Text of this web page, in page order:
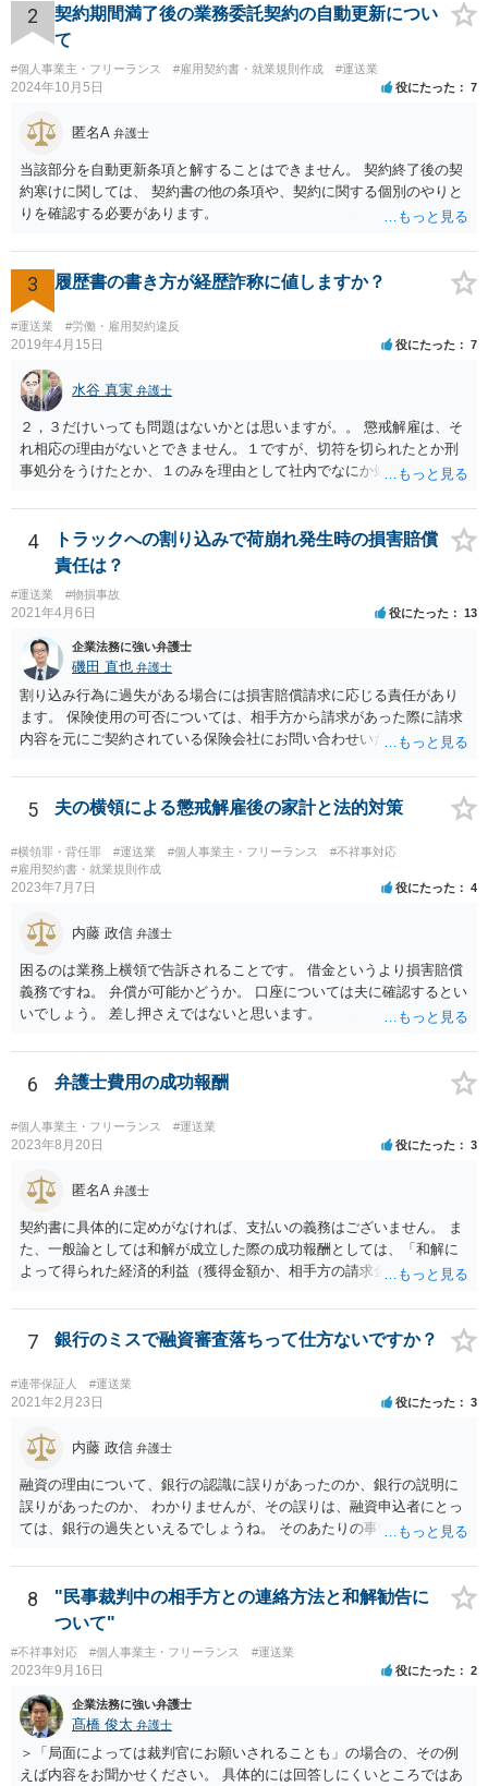
られる多数のご相談への回答を掲載しています。 また、企業法務や人事労
務・労務管理に有益な「最新法務ニュース」も配信しています。 ぜひこちら
のご登録もご検討ください。 ¨ 弁護士法人長瀬総合事務所は、企業が労働問
題を解決・予防し、より成長できる人事戦略を描くことをサポートします
（顧問契約のご案内） ¨ 企業法務や人事労務・労務管理に有益な「最新法務
多数のお悩みへの回答を知りたい方へ「リーガルメディア」 ３ Youtube「リ
ーガルメディアTV」のご案内 「リーガルメディアTV」は、当事務所が運営す
る、個人法務・中小企業における企業法務を中心に解説するチャンネルで
す。 私たちは、多数の個人法務を解決してきた知見と、多数の企業と顧問契
約を締結し様々な分野の案件を解決してきた経験を踏まえ、個人法務（交通
事故、離婚、相続、債務整理）、企業法務（労務管理・情報管理・債権管
www.youtube.com/channel/UCLIg_wseiyQTC7qY7QGVfWg
の滞納分を除き，借金を返済する必要がなくなる。 【②の回答】 ・個
人再生・破産ともに，信用情報に事故情報（いわゆるブラックリス
ト）として登録されますので，５年～１０年ほどは新たに借金をする
ことはできません。また，住宅や店舗を借りる際，保証会社の審査も
通らなくなるため，保証人を立てて契約する必要がある場合がありま
す。 ・ご家族名義の財産を処分する必要はありません。 ・個人再生・
破産ともに，返済が困難な状況に陥っている以上，事業継続は難しい
場合が多いです。もっとも，手続き終了後，新たに事業を行うことは
できます。 ・個人再生・破産ともに，裁判所で手続きを進める際に官
報に掲載されます。そのため，第三者に知られる可能性はゼロではあ
りませんが，官報をチェックしている人はほとんどいないと思われる
ため，知られる可能性は低いと思います。なお，戸籍などに載るので
はないかと心配される方がおられますが，そのようなことはありませ
ん。 ＜個人再生のデメリット＞ ・借金が減額されるとはいえ，３年～
５年間は返済を継続する必要がある。 ・所有している財産の価値が大
きい場合，借金が減らない場合がある。 ＜自己破産のデメリット＞ ・
ている財産（２０万円以上の価値があるもの）は，原則として保持で
きない。 【③の回答】 ３０万円～６０万円程度かと思います。 弁護
士費用は分割で支払うことができる場合も多いので，弁護士と相談し
て支払いのスケジュールを決めます。 なお，ご依頼後は借金を返済す
る必要はなくなるため，借金の返済に充てていた分を弁護士費用に充
身で進めることは相当難しく，リスクも伴います。 滞納が続くと訴訟
を起こされることもあり得るため，お早めに弁護士にご依頼されるこ
とをお勧めします。
2
契約期間満了後の業務委託契約の自動更新につい
て
#個人事業主・フリーランス #雇用契約書・就業規則作成 #運送業
2024年10月5日 役にたった 7
匿名A 弁護士
当該部分を自動更新条項と解することはできません。 契約終了後の契
約寒けに関しては、 契約書の他の条項や、契約に関する個別のやりと
りを確認する必要があります。
3 履歴書の書き方が経歴詐称に値しますか？
#運送業 #労働・雇用契約違反
2019年4月15日 役にたった 7
水谷 真実 弁護士
２，３だけいっても問題はないかとは思いますが。。 懲戒解雇は、そ
れ相応の理由がないとできません。１ですが、切符を切られたとか刑
事処分をうけたとか、１のみを理由として社内でなにか処分をうけた
できず、すみません。。）。
4
トラックへの割り込みで荷崩れ発生時の損害賠償
責任は？
#運送業 #物損事故
2021年4月6日 役にたった 13
企業法務に強い弁護士
磯田 直也 弁護士
割り込み行為に過失がある場合には損害賠償請求に応じる責任があり
ます。 保険使用の可否については、相手方から請求があった際に請求
内容を元にご契約されている保険会社にお問い合わせいただく必要が
5 夫の横領による懲戒解雇後の家計と法的対策
#横領罪・背任罪 #運送業 #個人事業主・フリーランス
#不祥事対応
#雇用契約書・就業規則作成
2023年7月7日 役にたった 4
内藤 政信 弁護士
困るのは業務上横領で告訴されることです。 借金というより損害賠償
義務ですね。 弁償が可能かどうか。 口座については夫に確認するとい
いでしょう。 差し押さえではないと思います。
6 弁護士費用の成功報酬
#個人事業主・フリーランス #運送業
2023年8月20日 役にたった 3
匿名A 弁護士
契約書に具体的に定めがなければ、支払いの義務はございません。 ま
た、一般論としては和解が成立した際の成功報酬としては、「和解に
よって得られた経済的利益（獲得金額か、相手方の請求金額からの減
的な事件の内容や状況によって様々別の処理があり得ます。 なお、判
決での解決ではなく、和解での解決だから成功報酬が低いということ
はあまり一般的ではないように思います（和解であっても判決であっ
ても経済的利益に応じた成功報酬とする場合が多いように思いま
す）。 いずれにしても具体的な契約書の内容を拝見しないことにはご
尋ねいただくことです、次点は、公開相談ではなく契約書を元に他の
弁護士に直接ご相談いただくことです。
7 銀行のミスで融資審査落ちって仕方ないですか？
#連帯保証人 #運送業
2021年2月23日 役にたった 3
内藤 政信 弁護士
融資の理由について、銀行の認識に誤りがあったのか、銀行の説明に
誤りがあったのか、 わかりませんが、その誤りは、融資申込者にとっ
ては、銀行の過失といえるでしょうね。 そのあたりの事情について、
するといいでしょう。
8
"民事裁判中の相手方との連絡方法と和解勧告に
ついて"
#不祥事対応 #個人事業主・フリーランス #運送業
2023年9月16日 役にたった 2
企業法務に強い弁護士
髙橋 俊太 弁護士
＞「局面によっては裁判官にお願いされることも」の場合の、その例
えば内容をお聞かせください。 具体的には回答しにくいところではあ